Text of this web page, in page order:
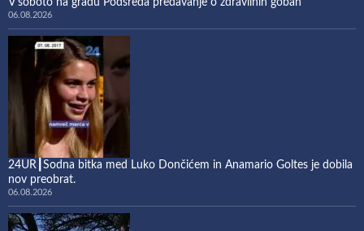
V soboto na gradu Podsreda predavanje o zdravilnih gobah
06.08.2026
24UR┃Sodna bitka med Luko Dončićem in Anamario Goltes je dobila
nov preobrat.
06.08.2026